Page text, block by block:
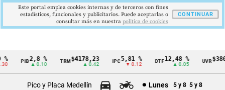
Cintillo
PIB2,8 %
▲ 0.10
TRM$4178,23
▲ 0.42
5,81 %
▼ 0.12
DTF12,48 %
▲ 0.05
UVR
Pico y Placa Medellín Lunes 5 y 8 5 y 8
Este portal emplea cookies internas y de terceros con fines
estadísticos, funcionales y publicitarios. Puede aceptarlas o
consultar más en nuestra politica de cookies
CONTINUAR